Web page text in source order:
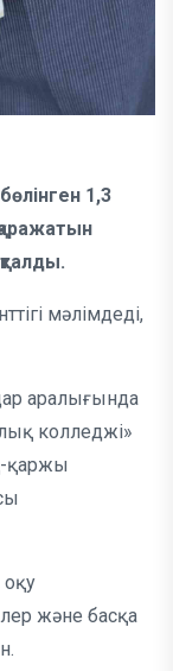
1,3
мәлімдеді,
аралығында
колледжі»
қаржы
және басқа